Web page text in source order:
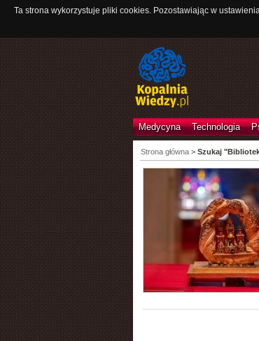
Ta strona wykorzystuje pliki cookies. Pozostawiając w
Medycyna Technologia
Strona główna> Szukaj